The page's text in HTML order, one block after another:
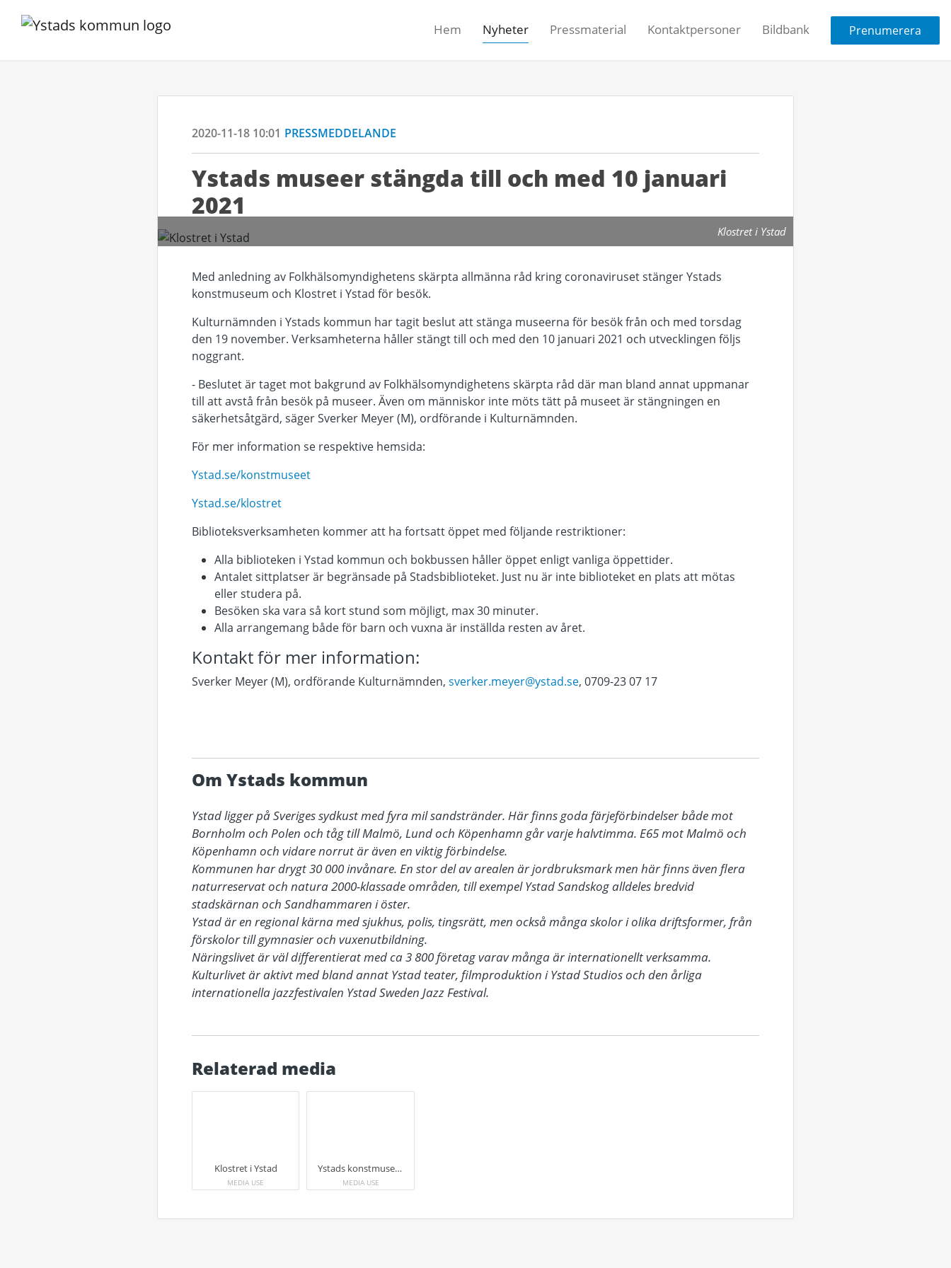
Hem Nyheter Pressmaterial Kontaktpersoner Bildbank Prenumerera
2020-11-18 10:01 PRESSMEDDELANDE
Ystads museer stängda till och med 10 januari
2021
Klostret i Ystad
Med anledning av Folkhälsomyndighetens skärpta allmänna råd kring coronaviruset stänger Ystads
konstmuseum och Klostret i Ystad för besök.
Kulturnämnden i Ystads kommun har tagit beslut att stänga museerna för besök från och med torsdag
den 19 november. Verksamheterna håller stängt till och med den 10 januari 2021 och utvecklingen följs
noggrant.
- Beslutet är taget mot bakgrund av Folkhälsomyndighetens skärpta råd där man bland annat uppmanar
till att avstå från besök på museer. Även om människor inte möts tätt på museet är stängningen en
säkerhetsåtgärd, säger Sverker Meyer (M), ordförande i Kulturnämnden.
För mer information se respektive hemsida:
Ystad.se/konstmuseet
Ystad.se/klostret
Biblioteksverksamheten kommer att ha fortsatt öppet med följande restriktioner:
Alla biblioteken i Ystad kommun och bokbussen håller öppet enligt vanliga öppettider.
Antalet sittplatser är begränsade på Stadsbiblioteket. Just nu är inte biblioteket en plats att mötas
eller studera på.
Besöken ska vara så kort stund som möjligt, max 30 minuter.
Alla arrangemang både för barn och vuxna är inställda resten av året.
Kontakt för mer information:
Sverker Meyer (M), ordförande Kulturnämnden, sverker.meyer@ystad.se, 0709-23 07 17
Om Ystads kommun
Ystad ligger på Sveriges sydkust med fyra mil sandstränder. Här finns goda färjeförbindelser både mot
Bornholm och Polen och tåg till Malmö, Lund och Köpenhamn går varje halvtimma. E65 mot Malmö och
Köpenhamn och vidare norrut är även en viktig förbindelse.
Kommunen har drygt 30 000 invånare. En stor del av arealen är jordbruksmark men här finns även flera
naturreservat och natura 2000-klassade områden, till exempel Ystad Sandskog alldeles bredvid
stadskärnan och Sandhammaren i öster.
Ystad är en regional kärna med sjukhus, polis, tingsrätt, men också många skolor i olika driftsformer, från
förskolor till gymnasier och vuxenutbildning.
Näringslivet är väl differentierat med ca 3 800 företag varav många är internationellt verksamma.
Kulturlivet är aktivt med bland annat Ystad teater, filmproduktion i Ystad Studios och den årliga
Relaterad media
Klostret i Ystad
MEDIA USE
Ystads konstmuseum
MEDIA USE